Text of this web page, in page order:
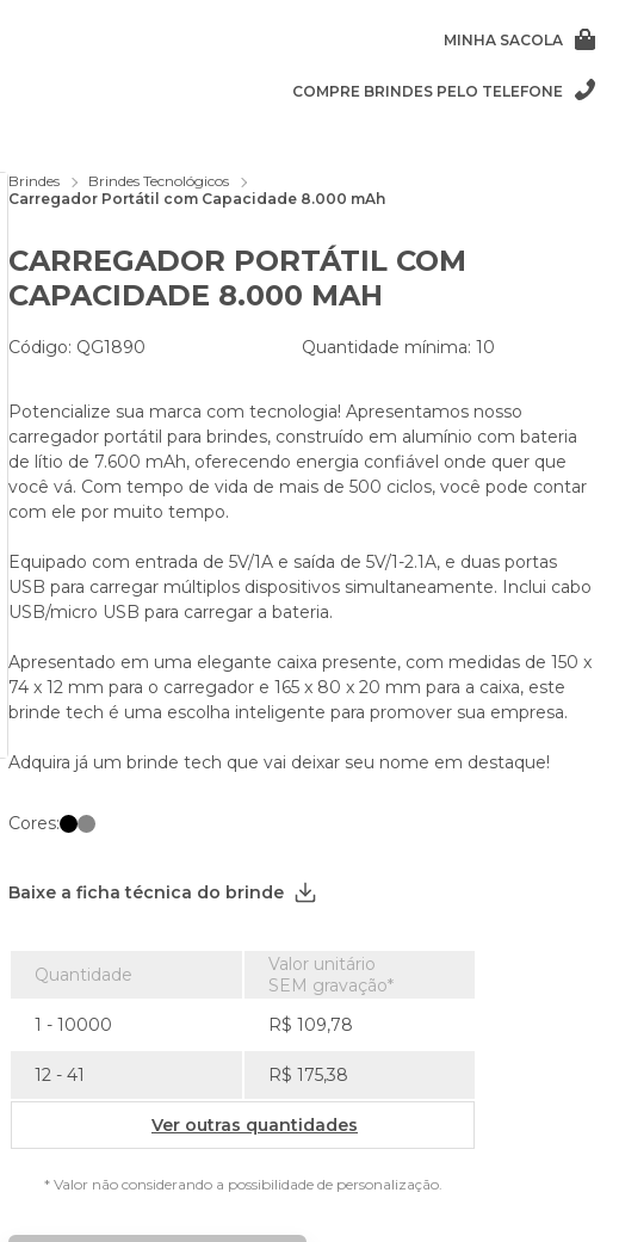
MINHA SACOLA
COMPRE BRINDES PELO TELEFONE
Brindes
Brindes Tecnológicos
Carregador Portátil com Capacidade 8.000 mAh
CARREGADOR PORTÁTIL COM
CAPACIDADE 8.000 MAH
Código: QG1890 Quantidade mínima: 10
Potencialize sua marca com tecnologia! Apresentamos nosso
carregador portátil para brindes, construído em alumínio com bateria
de lítio de 7.600 mAh, oferecendo energia confiável onde quer que
você vá. Com tempo de vida de mais de 500 ciclos, você pode contar
com ele por muito tempo.
Equipado com entrada de 5V/1A e saída de 5V/1-2.1A, e duas portas
USB para carregar múltiplos dispositivos simultaneamente. Inclui cabo
USB/micro USB para carregar a bateria.
Apresentado em uma elegante caixa presente, com medidas de 150 x
74 x 12 mm para o carregador e 165 x 80 x 20 mm para a caixa, este
brinde tech é uma escolha inteligente para promover sua empresa.
Adquira já um brinde tech que vai deixar seu nome em destaque!
Cores:
Baixe a ficha técnica do brinde
Quantidade
Valor unitário
SEM gravação*
1 - 10000
R$ 109,78
12 - 41 R$ 175,38
Ver outras quantidades
* Valor não considerando a possibilidade de personalização.